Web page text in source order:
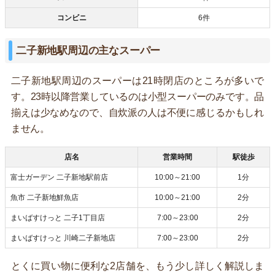
コンビニ 6件
二子新地駅周辺の主なスーパー
二子新地駅周辺のスーパーは21時閉店のところが多いで
す。23時以降営業しているのは小型スーパーのみです。品
揃えは少なめなので、自炊派の人は不便に感じるかもしれ
ません。
店名 営業時間 駅徒歩
富士ガーデン 二子新地駅前店 10:00～21:00 1分
魚市 二子新地鮮魚店 10:00～21:00 2分
まいばすけっと 二子1丁目店 7:00～23:00 2分
まいばすけっと 川崎二子新地店 7:00～23:00 2分
とくに買い物に便利な2店舗を、もう少し詳しく解説しま